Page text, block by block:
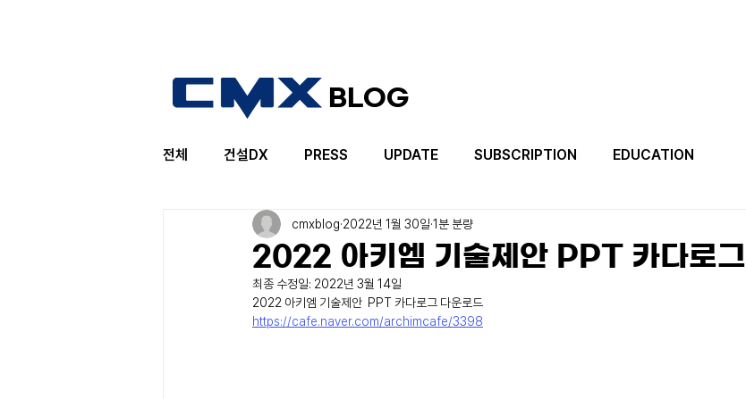
BLOG
전체 건설DX PRESS UPDATE SUBSCRIPTION EDUCATION
2022 아키엠 기술제안 PPT 카다로그
cmxblog 2022년 1월 30일 1분 분량
최종 수정일: 2022년 3월 14일
2022 아키엠 기술제안  PPT 카다로그 다운로드
https://cafe.naver.com/archimcafe/3398